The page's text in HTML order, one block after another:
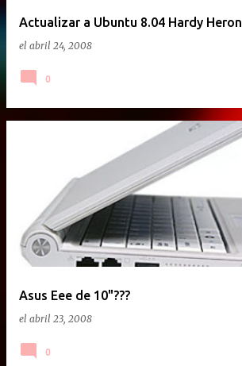
Actualizar a Ubuntu 8.04 Hardy Heron
el abril 24, 2008
0
Asus Eee de 10"???
el abril 23, 2008
0